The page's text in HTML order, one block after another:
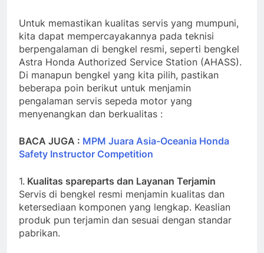
Untuk memastikan kualitas servis yang mumpuni,
kita dapat mempercayakannya pada teknisi
berpengalaman di bengkel resmi, seperti bengkel
Astra Honda Authorized Service Station (AHASS).
Di manapun bengkel yang kita pilih, pastikan
beberapa poin berikut untuk menjamin
pengalaman servis sepeda motor yang
menyenangkan dan berkualitas :
BACA JUGA : MPM Juara Asia-Oceania Honda
Safety Instructor Competition
1. Kualitas spareparts dan Layanan Terjamin
Servis di bengkel resmi menjamin kualitas dan
ketersediaan komponen yang lengkap. Keaslian
produk pun terjamin dan sesuai dengan standar
pabrikan.